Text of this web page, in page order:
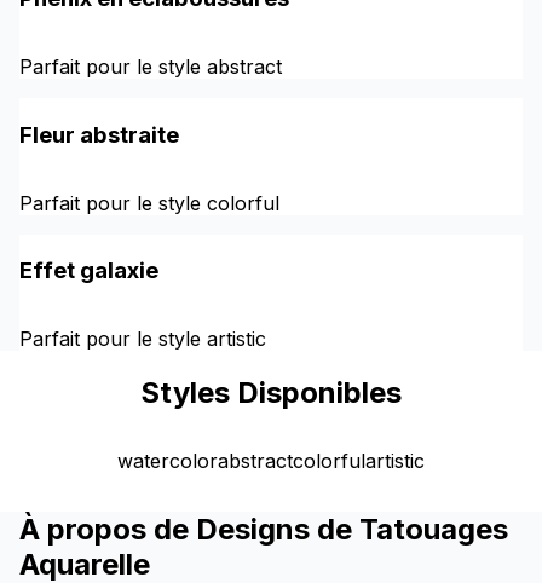
Parfait pour le style abstract
Fleur abstraite
Parfait pour le style colorful
Effet galaxie
Parfait pour le style artistic
Styles Disponibles
watercolorabstractcolorfulartistic
À propos de Designs de Tatouages
Aquarelle